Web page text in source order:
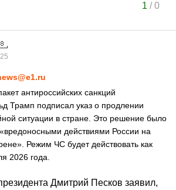
1 /0
антироссийских санкций
Трамп подписал указ о продлении
ситуации в стране. Это решение было
действиями России на
Режим ЧС будет действовать как
2026 года.
Дмитрий Песков заявил,